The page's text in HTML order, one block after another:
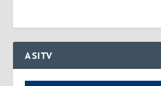
ASITV